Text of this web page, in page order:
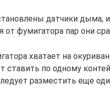
датчики дыма,
от фумигатора пар они
хватает на
ставить по одному
разместить еще